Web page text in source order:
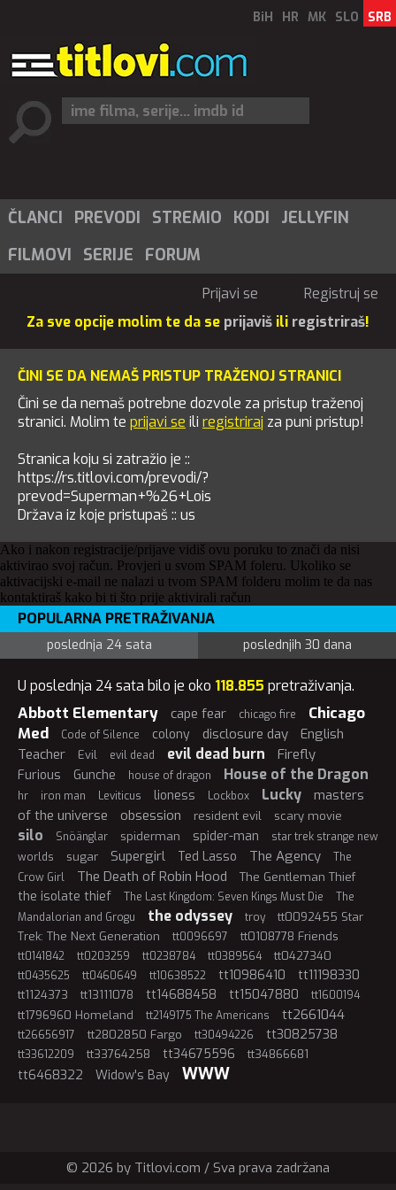
BiH HR MK SLO SRB
ČLANCI PREVODI STREMIO KODI
JELLYFIN
FILMOVI
SERIJE FORUM
Prijavi se
Registruj se
Za sve opcije molim te da se prijaviš ili registriraš!
ČINI SE DA NEMAŠ PRISTUP TRAŽENOJ STRANICI
Čini se da nemaš potrebne dozvole za pristup traženoj
stranici. Molim te prijavi se ili registriraj za puni pristup!
Stranica koju si zatražio je ::
https://rs.titlovi.com/prevodi/?
prevod=Superman+%26+Lois
Država iz koje pristupaš :: us
Ako i nakon registracije/prijave vidiš ovu poruku to znači da nisi
aktivirao svoj račun. Provjeri u svom SPAM foleru. Ukoliko se
aktivacijski e-mail ne nalazi u tvom SPAM folderu molim te da nas
kontaktiraš kako bi ti što prije aktivirali račun
POPULARNA PRETRAŽIVANJA
poslednja 24 sata poslednjih 30 dana
U poslednja 24 sata bilo je oko 118.855 pretraživanja.
Abbott Elementary cape fear chicago fire
Chicago
Med
Code of Silence colony disclosure day
English
Teacher
Evil evil dead evil dead burn Firefly
Furious Gunche house of dragon House of the Dragon
hr iron man Leviticus lioness Lockbox Lucky
masters
of the universe
obsession resident evil scary movie
silo Snöänglar spiderman spider-man
star trek strange new
worlds
sugar Supergirl Ted Lasso The Agency
The
Crow Girl
The Death of Robin Hood The Gentleman Thief
the isolate thief The Last Kingdom: Seven Kings Must Die
The
Mandalorian and Grogu
the odyssey troy
tt0092455 Star
Trek: The Next Generation
tt0096697 tt0108778 Friends
tt0141842 tt0203259 tt0238784 tt0389564 tt0427340
tt0435625 tt0460649 tt10638522 tt10986410 tt11198330
tt1124373 tt13111078 tt14688458 tt15047880 tt1600194
tt1796960 Homeland tt2149175 The Americans tt2661044
tt26656917 tt2802850 Fargo tt30494226 tt30825738
tt33612209 tt33764258 tt34675596 tt34866681
tt6468322 Widow's Bay WWW
© 2026 by Titlovi.com / Sva prava zadržana